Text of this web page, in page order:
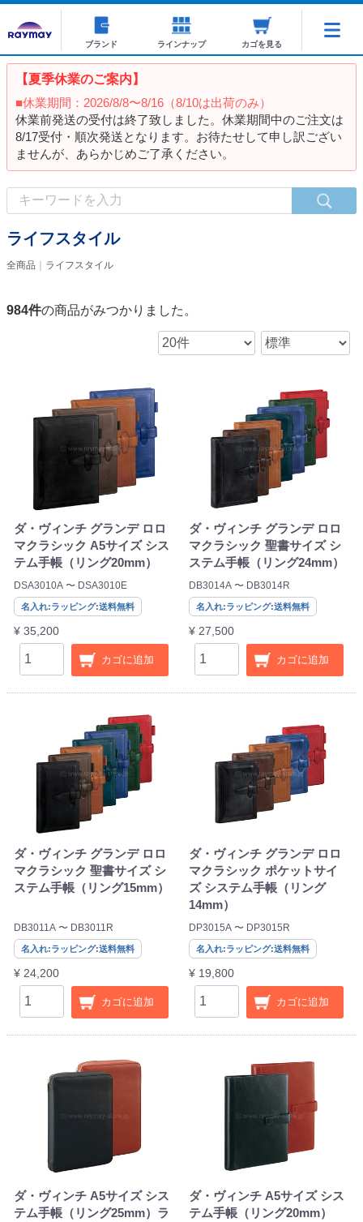
ブランド ラインナップ カゴを見る
【夏季休業のご案内】
■休業期間：2026/8/8〜8/16（8/10は出荷のみ）
休業前発送の受付は終了致しました。休業期間中のご注文は
8/17受付・順次発送となります。お待たせして申し訳ござい
ませんが、あらかじめご了承ください。
ライフスタイル
全商品 ライフスタイル
984件の商品がみつかりました。
ダ・ヴィンチ グランデ ロロ
マクラシック A5サイズ シス
テム手帳（リング20mm）
DSA3010A 〜 DSA3010E
名入れ:ラッピング:送料無料
¥ 35,200
カゴに追加
ダ・ヴィンチ グランデ ロロ
マクラシック 聖書サイズ シ
ステム手帳（リング24mm）
DB3014A 〜 DB3014R
名入れ:ラッピング:送料無料
¥ 27,500
カゴに追加
ダ・ヴィンチ グランデ ロロ
マクラシック 聖書サイズ シ
ステム手帳（リング15mm）
DB3011A 〜 DB3011R
名入れ:ラッピング:送料無料
¥ 24,200
カゴに追加
ダ・ヴィンチ グランデ ロロ
マクラシック ポケットサイ
ズ システム手帳（リング
14mm）
DP3015A 〜 DP3015R
名入れ:ラッピング:送料無料
¥ 19,800
カゴに追加
ダ・ヴィンチ A5サイズ シス
テム手帳（リング25mm）ラ
ダ・ヴィンチ A5サイズ シス
テム手帳（リング20mm）